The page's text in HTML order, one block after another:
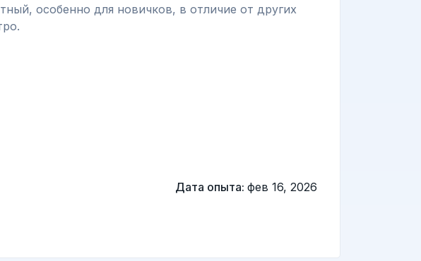
особенно для новичков, в отличие от других
Дата опыта: фев 16, 2026